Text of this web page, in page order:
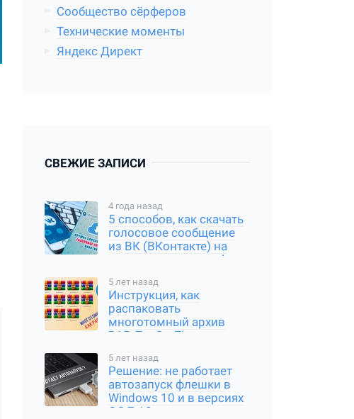
Сообщество сёрферов
Технические моменты
Яндекс Директ
СВЕЖИЕ ЗАПИСИ
4 года назад
5 способов, как скачать
голосовое сообщение
из ВК (ВКонтакте) на
компьютер и смартфон
5 лет назад
Инструкция, как
распаковать
многотомный архив
RAR, Tar Gz, Zip и другие
5 лет назад
Решение: не работает
автозапуск флешки в
Windows 10 и в версиях
ОС 7 / 8